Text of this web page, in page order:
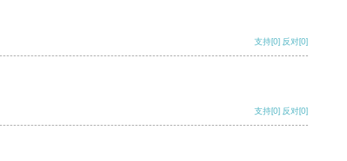
支持[0] 反对[0]
支持[0] 反对[0]